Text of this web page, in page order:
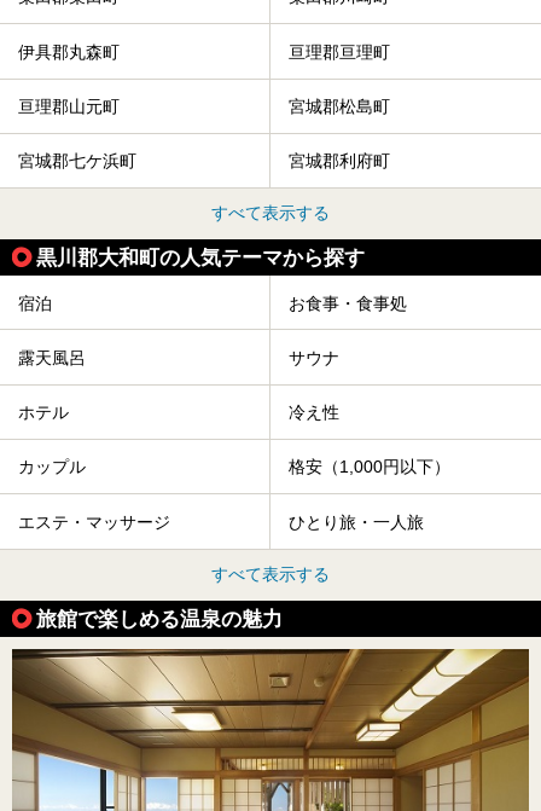
伊具郡丸森町 亘理郡亘理町
亘理郡山元町 宮城郡松島町
宮城郡七ケ浜町 宮城郡利府町
すべて表示する
黒川郡大和町の人気テーマから探す
宿泊 お食事・食事処
露天風呂 サウナ
ホテル 冷え性
カップル 格安（1,000円以下）
エステ・マッサージ ひとり旅・一人旅
すべて表示する
旅館で楽しめる温泉の魅力